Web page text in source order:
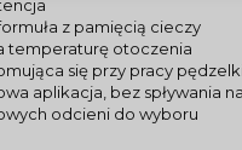
z pamięcią cieczy
temperaturę otoczenia
się przy pracy
aplikacja, bez spływania
odcieni do wyboru